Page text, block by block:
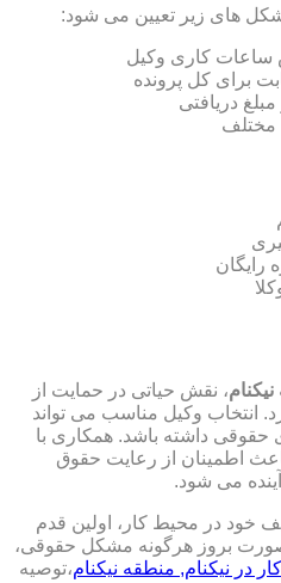
شکل های زیر تعیین می شود:
ساعات کاری وکیل
برای کل پرونده
دریافتی
مختلف
رایگان
، نقش حیاتی در حمایت از
انتخاب وکیل مناسب می تواند
حقوقی داشته باشد. همکاری با
اطمینان از رعایت حقوق
می شود.
خود در محیط کار، اولین قدم
بروز هرگونه مشکل حقوقی،
در نیکنام, منطقه نیکنام،توصیه